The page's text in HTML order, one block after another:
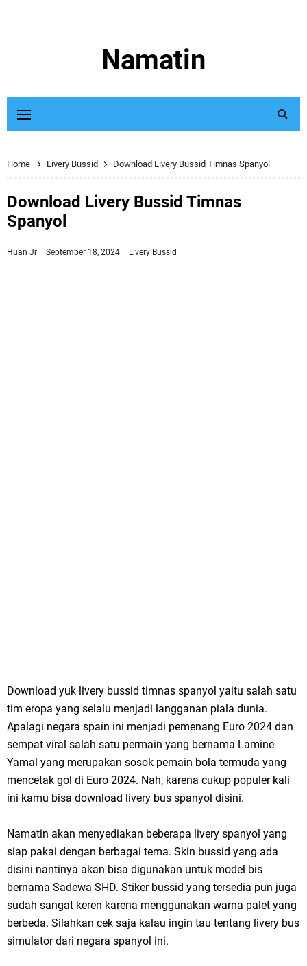
Namatin
Home Livery Bussid Download Livery Bussid Timnas Spanyol
Download Livery Bussid Timnas
Spanyol
Huan Jr September 18, 2024 Livery Bussid
Download yuk livery bussid timnas spanyol yaitu salah satu
tim eropa yang selalu menjadi langganan piala dunia.
Apalagi negara spain ini menjadi pemenang Euro 2024 dan
sempat viral salah satu permain yang bernama Lamine
Yamal yang merupakan sosok pemain bola termuda yang
mencetak gol di Euro 2024. Nah, karena cukup populer kali
ini kamu bisa download livery bus spanyol disini.
Namatin akan menyediakan beberapa livery spanyol yang
siap pakai dengan berbagai tema. Skin bussid yang ada
disini nantinya akan bisa digunakan untuk model bis
bernama Sadewa SHD. Stiker bussid yang tersedia pun juga
sudah sangat keren karena menggunakan warna palet yang
berbeda. Silahkan cek saja kalau ingin tau tentang livery bus
simulator dari negara spanyol ini.